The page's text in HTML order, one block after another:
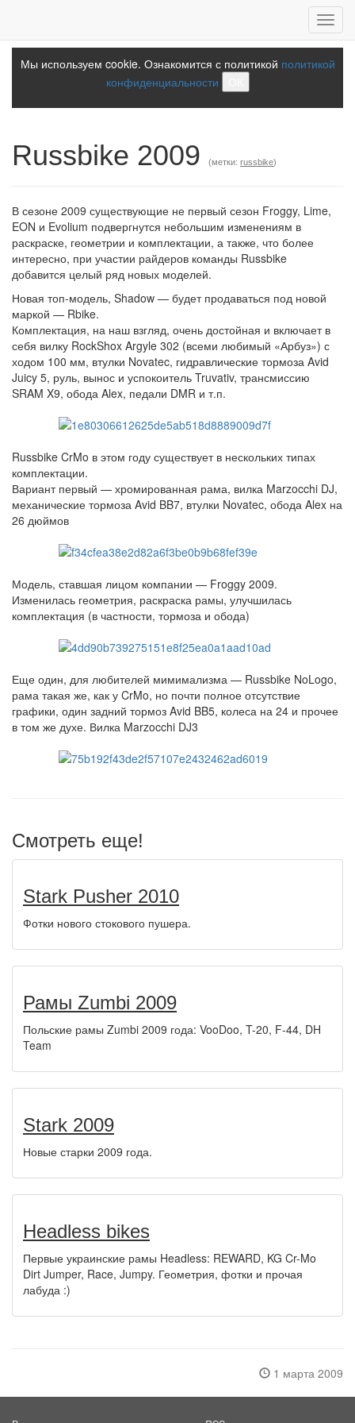
Мы используем cookie. Ознакомится с политикой политикой
конфиденциальности
Russbike 2009 (метки: russbike)
В сезоне 2009 существующие не первый сезон Froggy, Lime,
EON и Evolium подвергнутся небольшим изменениям в
раскраске, геометрии и комплектации, а также, что более
интересно, при участии райдеров команды Russbike
добавится целый ряд новых моделей.
Новая топ-модель, Shadow — будет продаваться под новой
маркой — Rbike.
Комплектация, на наш взгляд, очень достойная и включает в
себя вилку RockShox Argyle 302 (всеми любимый «Арбуз») с
ходом 100 мм, втулки Novatec, гидравлические тормоза Avid
Juicy 5, руль, вынос и успокоитель Truvativ, трансмиссию
SRAM X9, обода Alex, педали DMR и т.п.
Russbike CrMo в этом году существует в нескольких типах
комплектации.
Вариант первый — хромированная рама, вилка Marzocchi DJ,
механические тормоза Avid BB7, втулки Novatec, обода Alex на
26 дюймов
Модель, ставшая лицом компании — Froggy 2009.
Изменилась геометрия, раскраска рамы, улучшилась
комплектация (в частности, тормоза и обода)
Еще один, для любителей мимимализма — Russbike NoLogo,
рама такая же, как у CrMo, но почти полное отсутствие
графики, один задний тормоз Avid BB5, колеса на 24 и прочее
в том же духе. Вилка Marzocchi DJ3
Смотреть еще!
Stark Pusher 2010
Фотки нового стокового пушера.
Рамы Zumbi 2009
Польские рамы Zumbi 2009 года: VooDoo, T-20, F-44, DH
Team
Stark 2009
Новые старки 2009 года.
Headless bikes
Первые украинские рамы Headless: REWARD, KG Cr-Mo
Dirt Jumper, Race, Jumpy. Геометрия, фотки и прочая
лабуда :)
1 марта 2009